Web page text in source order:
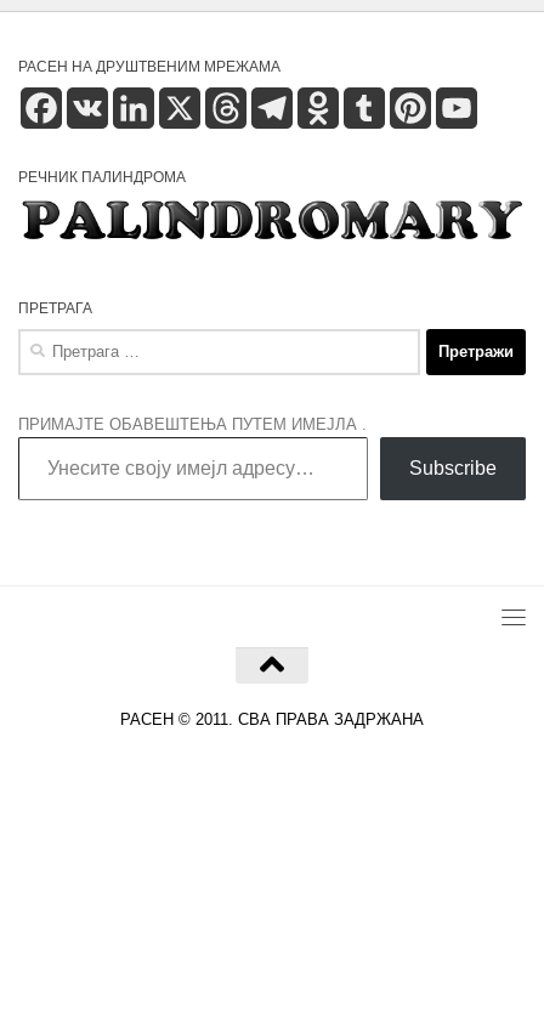
РАСЕН НА ДРУШТВЕНИМ МРЕЖАМА
Facebook
VK LinkedInX ThreadsTelegramOdnoklassniki
Tumblr Pinterest
РЕЧНИК ПАЛИНДРОМА
ПРЕТРАГА
Претрага
ПРИМАЈТЕ ОБАВЕШТЕЊА ПУТЕМ ИМЕЈЛА .
Унесите своју имејл адресу…
Subscribe
РАСЕН © 2011. СВА ПРАВА ЗАДРЖАНА